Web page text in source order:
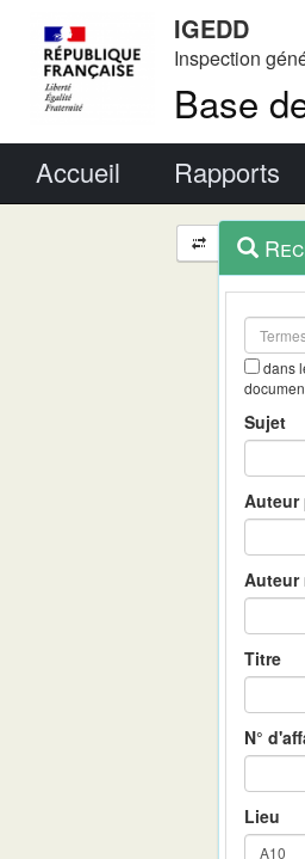
IGEDD
Inspection
Base
Accueil Rapports
et
outils
dans
Sujet
Auteur
Auteur
Titre
N°
Lieu